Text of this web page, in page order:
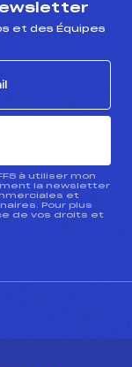
et des Équipes
à utiliser mon
la newsletter
et
Pour plus
de vos droits et